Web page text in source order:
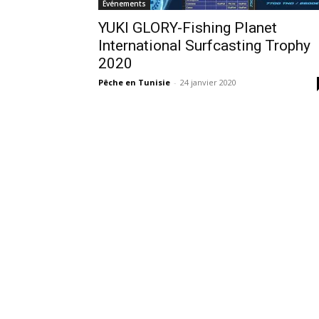
Événements
YUKI GLORY-Fishing Planet
International Surfcasting Trophy
2020
Pêche en Tunisie - 24 janvier 2020